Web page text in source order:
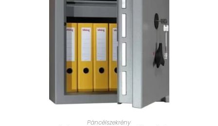
MÉRET VÁLASZTÁSA
Páncélszekrény